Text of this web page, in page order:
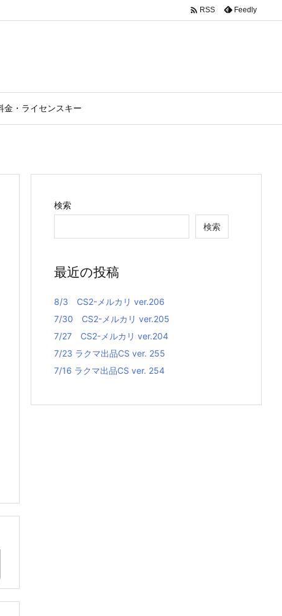
金・ライセンスキー
 RSS Feedly
検索
検索
最近の投稿
8/3 CS2-メルカリ ver.206
7/30 CS2-メルカリ ver.205
7/27 CS2-メルカリ ver.204
7/23 ラクマ出品CS ver. 255
7/16 ラクマ出品CS ver. 254